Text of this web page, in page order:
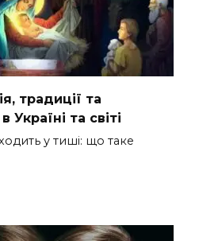
традиції та
Україні та світі
у тиші: що таке